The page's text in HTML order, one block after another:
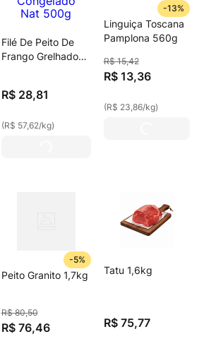
Filé De Peito De
Frango Grelhado
R$ 28,81
(R$ 57,62/kg)
-13%
Linguiça Toscana
Pamplona 560g
R$ 15,42
R$ 13,36
(R$ 23,86/kg)
-5%
Peito Granito 1,7kg
R$ 80,50
R$ 76,46
Tatu 1,6kg
R$ 75,77